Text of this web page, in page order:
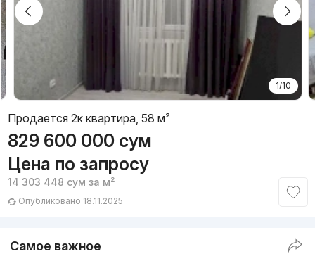
1/10
Продается 2к квартира, 58 м²
829 600 000 сум
Цена по запросу
14 303 448 сум за м²
Опубликовано 18.11.2025
Самое важное